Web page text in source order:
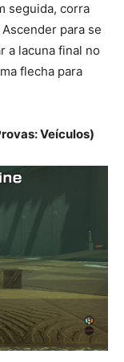
seguida, corra
para se
a lacuna final no
flecha para
Veículos)